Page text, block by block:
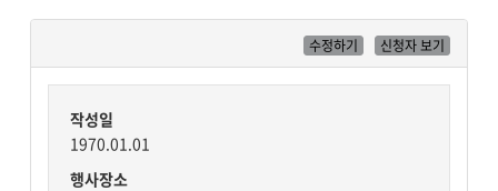
수정하기 신청자 보기
작성일
1970.01.01
행사장소